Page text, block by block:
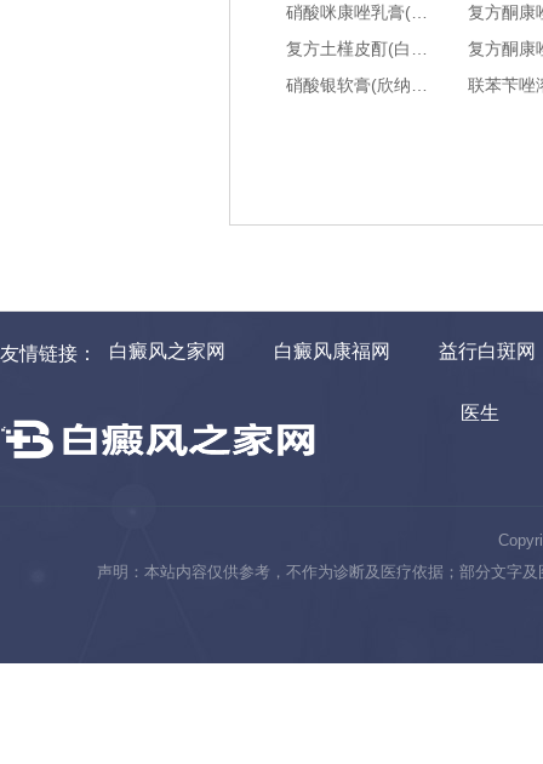
友情链接： 白癜风之家网 白癜风康福网 益行白斑网
医生
声明：本站内容仅供参考，不作为诊断及医疗依据；部分文字